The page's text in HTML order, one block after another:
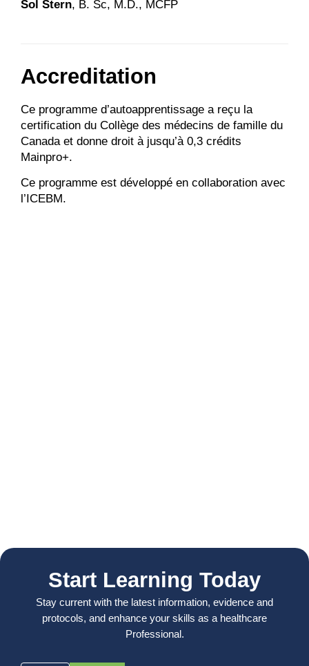
Sol Stern, B. Sc, M.D., MCFP
Accreditation
Ce programme d’autoapprentissage a reçu la
certification du Collège des médecins de famille du
Canada et donne droit à jusqu’à 0,3 crédits
Mainpro+.
Ce programme est développé en collaboration avec
l’ICEBM.
Start Learning Today
Stay current with the latest information, evidence and
protocols, and enhance your skills as a healthcare
Professional.